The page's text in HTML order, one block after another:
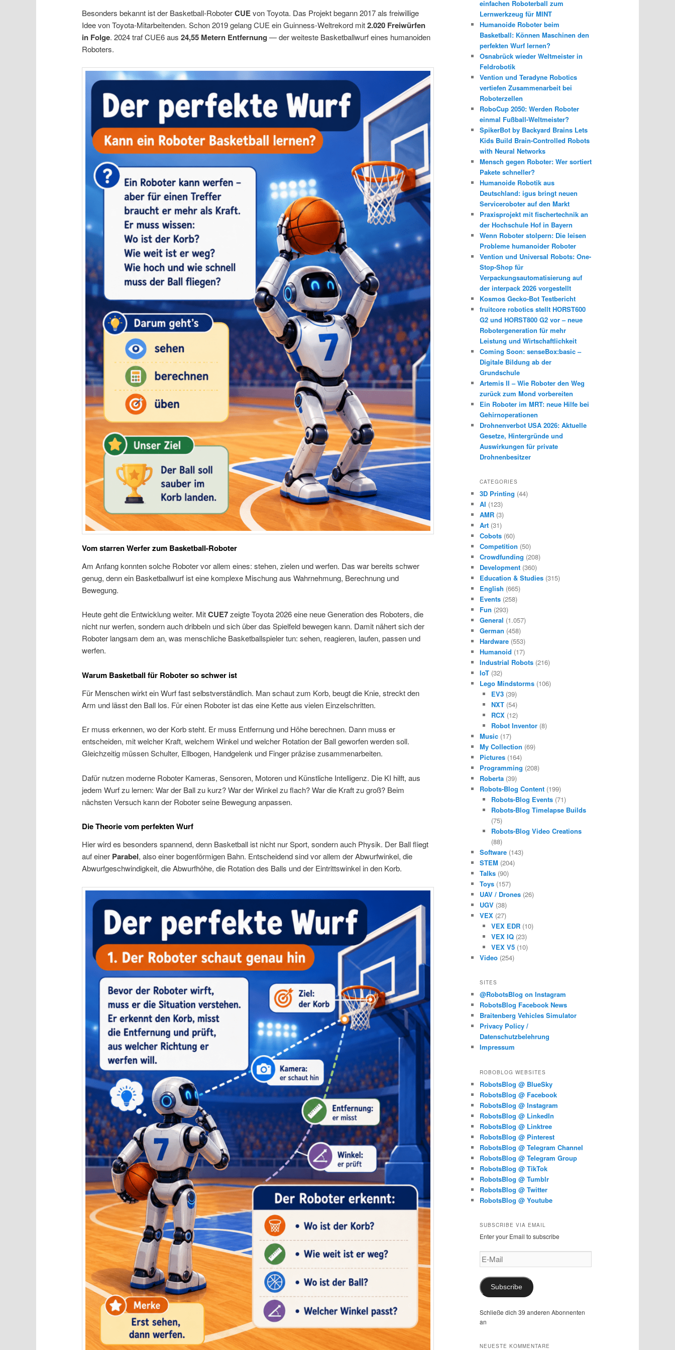
Besonders bekannt ist der Basketball-RoboterCUEvon Toyota. Das Projekt begann 2017 als freiwillige
Idee von Toyota-Mitarbeitenden. Schon 2019 gelang CUE ein Guinness-Weltrekord mit2.020 Freiwürfen
in Folge. 2024 traf CUE6 aus24,55 Metern Entfernung — der weiteste Basketballwurf eines humanoiden
Roboters.
Vom starren Werfer zum Basketball-Roboter
Am Anfang konnten solche Roboter vor allem eines: stehen, zielen und werfen. Das war bereits schwer
genug, denn ein Basketballwurf ist eine komplexe Mischung aus Wahrnehmung, Berechnung und
Bewegung.
Heute geht die Entwicklung weiter. MitCUE7zeigte Toyota 2026 eine neue Generation des Roboters, die
nicht nur werfen, sondern auch dribbeln und sich über das Spielfeld bewegen kann. Damit nähert sich der
Roboter langsam dem an, was menschliche Basketballspieler tun: sehen, reagieren, laufen, passen und
werfen.
Warum Basketball für Roboter so schwer ist
Für Menschen wirkt ein Wurf fast selbstverständlich. Man schaut zum Korb, beugt die Knie, streckt den
Arm und lässt den Ball los. Für einen Roboter ist das eine Kette aus vielen Einzelschritten.
Er muss erkennen, wo der Korb steht. Er muss Entfernung und Höhe berechnen. Dann muss er
entscheiden, mit welcher Kraft, welchem Winkel und welcher Rotation der Ball geworfen werden soll.
Gleichzeitig müssen Schulter, Ellbogen, Handgelenk und Finger präzise zusammenarbeiten.
Dafür nutzen moderne Roboter Kameras, Sensoren, Motoren und Künstliche Intelligenz. Die KI hilft, aus
jedem Wurf zu lernen: War der Ball zu kurz? War der Winkel zu flach? War die Kraft zu groß? Beim
nächsten Versuch kann der Roboter seine Bewegung anpassen.
Die Theorie vom perfekten Wurf
Hier wird es besonders spannend, denn Basketball ist nicht nur Sport, sondern auch Physik. Der Ball fliegt
auf einer Parabel, also einer bogenförmigen Bahn. Entscheidend sind vor allem der Abwurfwinkel, die
Abwurfgeschwindigkeit, die Abwurfhöhe, die Rotation des Balls und der Eintrittswinkel in den Korb.
einfachen Roboterball zum
Lernwerkzeug für MINT
Humanoide Roboter beim
Basketball: Können Maschinen den
perfekten Wurf lernen?
Osnabrück wieder Weltmeister in
Feldrobotik
Vention und Teradyne Robotics
vertiefen Zusammenarbeit bei
Roboterzellen
RoboCup 2050: Werden Roboter
einmal Fußball-Weltmeister?
SpikerBot by Backyard Brains Lets
Kids Build Brain-Controlled Robots
with Neural Networks
Mensch gegen Roboter: Wer sortiert
Pakete schneller?
Humanoide Robotik aus
Deutschland: igus bringt neuen
Serviceroboter auf den Markt
Praxisprojekt mit fischertechnik an
der Hochschule Hof in Bayern
Wenn Roboter stolpern: Die leisen
Probleme humanoider Roboter
Vention und Universal Robots: One-
Stop-Shop für
Verpackungsautomatisierung auf
der interpack 2026 vorgestellt
Kosmos Gecko-Bot Testbericht
fruitcore robotics stellt HORST600
G2 und HORST800 G2 vor – neue
Robotergeneration für mehr
Leistung und Wirtschaftlichkeit
Coming Soon: senseBox:basic –
Digitale Bildung ab der
Grundschule
Artemis II – Wie Roboter den Weg
zurück zum Mond vorbereiten
Ein Roboter im MRT: neue Hilfe bei
Gehirnoperationen
Drohnenverbot USA 2026: Aktuelle
Gesetze, Hintergründe und
Auswirkungen für private
Drohnenbesitzer
CATEGORIES
3D Printing (44)
AI (123)
AMR (3)
Art (31)
Cobots (60)
Competition (50)
Crowdfunding (208)
Development (360)
Education & Studies (315)
English (665)
Events (258)
Fun (293)
General (1.057)
German (458)
Hardware (553)
Humanoid (17)
Industrial Robots (216)
IoT (32)
Lego Mindstorms (106)
EV3(39)
NXT(54)
RCX(12)
Robot Inventor(8)
Music (17)
My Collection (69)
Pictures (164)
Programming (208)
Roberta (39)
Robots-Blog Content (199)
Robots-Blog Events(71)
Robots-Blog Timelapse Builds
(75)
Robots-Blog Video Creations
(88)
Software (143)
STEM (204)
Talks (90)
Toys (157)
UAV / Drones (26)
UGV (38)
VEX (27)
VEX EDR(10)
VEX IQ(23)
VEX V5(10)
Video (254)
SITES
@RobotsBlog on Instagram
RobotsBlog Facebook News
Braitenberg Vehicles Simulator
Privacy Policy /
Datenschutzbelehrung
Impressum
ROBOBLOG WEBSITES
RobotsBlog @ BlueSky
RobotsBlog @ Facebook
RobotsBlog @ Instagram
RobotsBlog @ LinkedIn
RobotsBlog @ Linktree
RobotsBlog @ Pinterest
RobotsBlog @ Telegram Channel
RobotsBlog @ Telegram Group
RobotsBlog @ TikTok
RobotsBlog @ Tumblr
RobotsBlog @ Twitter
RobotsBlog @ Youtube
SUBSCRIBE VIA EMAIL
Enter your Email to subscribe
E-
Mail
Subscribe
Schließe dich 39 anderen Abonnenten
an
NEUESTE KOMMENTARE